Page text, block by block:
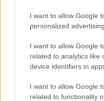
I want to allow Google
personalized advertising.
I want to allow Google
related to analytics like
device identifiers in
I want to allow Google
related to functionality
perdió inesperadamente la
de ser útil para los
Ante Budimir (-2,3
también se encuentran
¿Cuál será la tendencia
Lo más probable es que los